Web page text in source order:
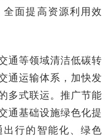
面提高资源利用效
等领域清洁低碳转
通运输体系，加快发
多式联运。推广节能
通基础设施绿色化提
行的智能化、绿色